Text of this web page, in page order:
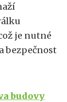
je nutné
bezpečnost
budovy